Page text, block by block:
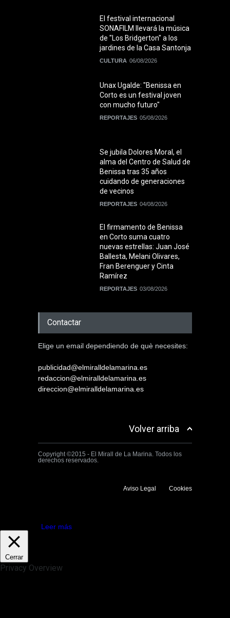
El festival internacional
SONAFILM llevará la música
de "Los Bridgerton" a los
jardines de la Casa Santonja
CULTURA 06/08/2026
Unax Ugalde: "Benissa en
Corto es un festival joven
con mucho futuro"
REPORTAJES 05/08/2026
Se jubila Dolores Moral, el
alma del Centro de Salud de
Benissa tras 35 años
cuidando de generaciones
de vecinos
REPORTAJES 04/08/2026
El firmamento de Benissa
en Corto suma cuatro
nuevas estrellas: Juan José
Ballesta, Melani Olivares,
Fran Berenguer y Cinta
Ramírez
REPORTAJES 03/08/2026
Contactar
Elige un email dependiendo de què necesites:
publicidad@elmiralldelamarina.es
redaccion@elmiralldelamarina.es
direccion@elmiralldelamarina.es
Volver arriba
Copyright ©2015 - El Mirall de La Marina. Todos los
derechos reservados.
Aviso Legal Cookies
Leer más
Cerrar
Privacy Overview